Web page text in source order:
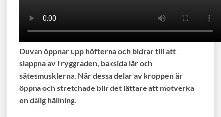
Duvan öppnar upp höfterna och bidrar till att
slappna av i ryggraden, baksida lår och
sätesmusklerna. När dessa delar av kroppen är
öppna och stretchade blir det lättare att motverka
en dålig hållning.